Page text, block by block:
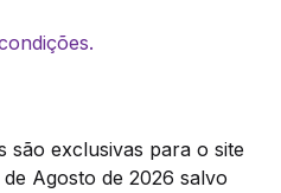
são exclusivas para o site
Agosto de 2026 salvo